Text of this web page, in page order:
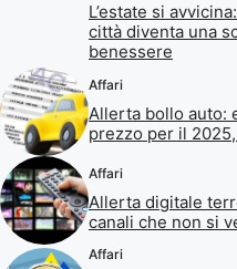
L’estate si
città diventa una
benessere
Affari
Allerta bollo auto:
prezzo per il
Affari
Allerta digitale
canali che non si
Affari